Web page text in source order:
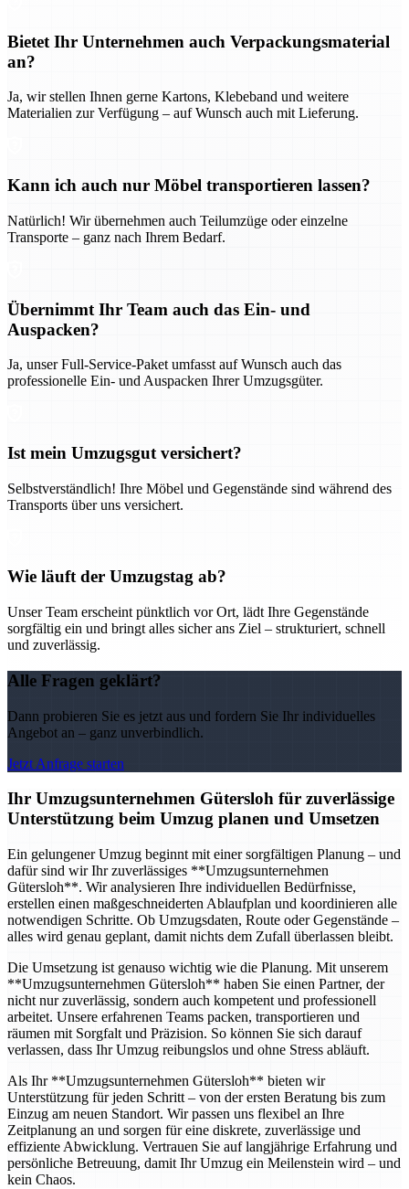
Bietet Ihr Unternehmen auch Verpackungsmaterial
an?
Ja, wir stellen Ihnen gerne Kartons, Klebeband und weitere
Materialien zur Verfügung – auf Wunsch auch mit Lieferung.
Kann ich auch nur Möbel transportieren lassen?
Natürlich! Wir übernehmen auch Teilumzüge oder einzelne
Transporte – ganz nach Ihrem Bedarf.
Übernimmt Ihr Team auch das Ein- und
Auspacken?
Ja, unser Full-Service-Paket umfasst auf Wunsch auch das
professionelle Ein- und Auspacken Ihrer Umzugsgüter.
Ist mein Umzugsgut versichert?
Selbstverständlich! Ihre Möbel und Gegenstände sind während des
Transports über uns versichert.
Wie läuft der Umzugstag ab?
Unser Team erscheint pünktlich vor Ort, lädt Ihre Gegenstände
sorgfältig ein und bringt alles sicher ans Ziel – strukturiert, schnell
und zuverlässig.
Alle Fragen geklärt?
Dann probieren Sie es jetzt aus und fordern Sie Ihr individuelles
Angebot an – ganz unverbindlich.
Jetzt Anfrage starten
Ihr Umzugsunternehmen Gütersloh für zuverlässige
Unterstützung beim Umzug planen und Umsetzen
Ein gelungener Umzug beginnt mit einer sorgfältigen Planung – und
dafür sind wir Ihr zuverlässiges **Umzugsunternehmen
Gütersloh**. Wir analysieren Ihre individuellen Bedürfnisse,
erstellen einen maßgeschneiderten Ablaufplan und koordinieren alle
notwendigen Schritte. Ob Umzugsdaten, Route oder Gegenstände –
alles wird genau geplant, damit nichts dem Zufall überlassen bleibt.
Die Umsetzung ist genauso wichtig wie die Planung. Mit unserem
**Umzugsunternehmen Gütersloh** haben Sie einen Partner, der
nicht nur zuverlässig, sondern auch kompetent und professionell
arbeitet. Unsere erfahrenen Teams packen, transportieren und
räumen mit Sorgfalt und Präzision. So können Sie sich darauf
verlassen, dass Ihr Umzug reibungslos und ohne Stress abläuft.
Als Ihr **Umzugsunternehmen Gütersloh** bieten wir
Unterstützung für jeden Schritt – von der ersten Beratung bis zum
Einzug am neuen Standort. Wir passen uns flexibel an Ihre
Zeitplanung an und sorgen für eine diskrete, zuverlässige und
effiziente Abwicklung. Vertrauen Sie auf langjährige Erfahrung und
persönliche Betreuung, damit Ihr Umzug ein Meilenstein wird – und
kein Chaos.